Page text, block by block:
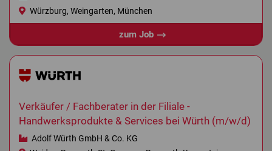
Würzburg, Weingarten, München
zum Job
Verkäufer / Fachberater in der Filiale -
Handwerksprodukte & Services bei Würth (m/w/d)
Adolf Würth GmbH & Co. KG